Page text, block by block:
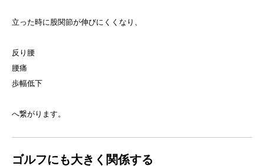
立った時に股関節が伸びにくくなり、
反り腰
腰痛
歩幅低下
へ繋がります。
ゴルフにも大きく関係する